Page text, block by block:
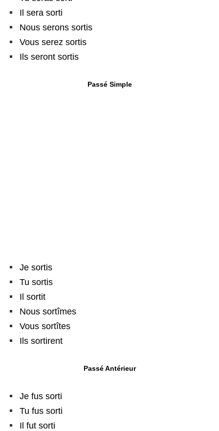
Il sera sorti
Nous serons sortis
Vous serez sortis
Ils seront sortis
Passé Simple
Je sortis
Tu sortis
Il sortit
Nous sortîmes
Vous sortîtes
Ils sortirent
Passé Antérieur
Je fus sorti
Tu fus sorti
Il fut sorti